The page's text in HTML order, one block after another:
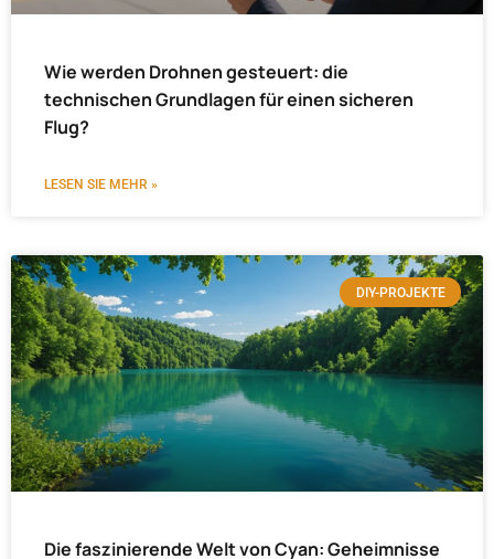
Wie werden Drohnen gesteuert: die
technischen Grundlagen für einen sicheren
Flug?
LESEN SIE MEHR »
DIY-PROJEKTE
Die faszinierende Welt von Cyan: Geheimnisse